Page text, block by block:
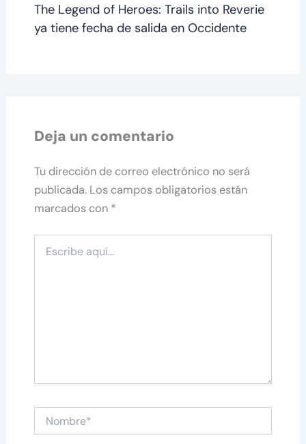
The Legend of Heroes: Trails into Reverie
ya tiene fecha de salida en Occidente
Deja un comentario
Tu dirección de correo electrónico no será
publicada. Los campos obligatorios están
marcados con *
aquí...